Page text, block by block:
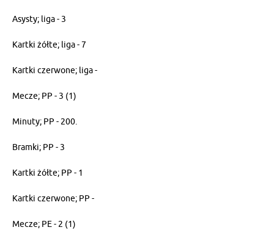
Asysty; liga - 3
Kartki żółte; liga - 7
Kartki czerwone; liga -
Mecze; PP - 3 (1)
Minuty; PP - 200.
Bramki; PP - 3
Kartki żółte; PP - 1
Kartki czerwone; PP -
Mecze; PE - 2 (1)